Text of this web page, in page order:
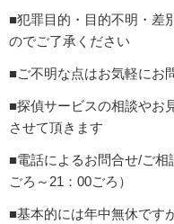
■犯罪目的・目的不明・差
のでご了承ください
■ご不明な点はお気軽にお
■探偵サービスの相談やお
させて頂きます
■電話によるお問合せ/ご相
ごろ～21：00ごろ）
■基本的には年中無休です